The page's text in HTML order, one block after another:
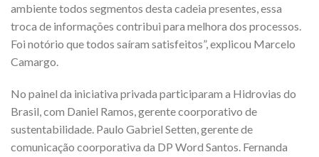
ambiente todos segmentos desta cadeia presentes, essa
troca de informações contribui para melhora dos processos.
Foi notório que todos saíram satisfeitos”, explicou Marcelo
Camargo.
No painel da iniciativa privada participaram a Hidrovias do
Brasil, com Daniel Ramos, gerente coorporativo de
sustentabilidade. Paulo Gabriel Setten, gerente de
comunicação coorporativa da DP Word Santos. Fernanda